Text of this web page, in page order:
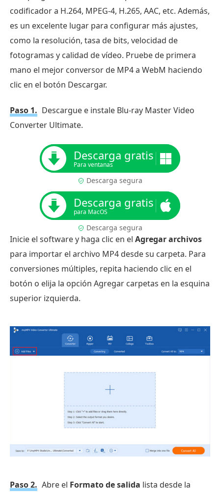
codificador a H.264, MPEG-4, H.265, AAC, etc. Además,
es un excelente lugar para configurar más ajustes,
como la resolución, tasa de bits, velocidad de
fotogramas y calidad de vídeo. Pruebe de primera
mano el mejor conversor de MP4 a WebM haciendo
clic en el botón Descargar.
Paso 1. Descargue e instale Blu-ray Master Video
Converter Ultimate.
Descarga gratis
Para ventanas
Descarga segura
Descarga gratis
para MacOS
Descarga segura
Inicie el software y haga clic en el Agregar archivos
para importar el archivo MP4 desde su carpeta. Para
conversiones múltiples, repita haciendo clic en el
botón o elija la opción Agregar carpetas en la esquina
superior izquierda.
Paso 2. Abre el Formato de salida lista desde la